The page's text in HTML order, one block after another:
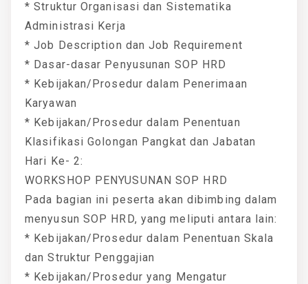
* Struktur Organisasi dan Sistematika
Administrasi Kerja
* Job Description dan Job Requirement
* Dasar-dasar Penyusunan SOP HRD
* Kebijakan/Prosedur dalam Penerimaan
Karyawan
* Kebijakan/Prosedur dalam Penentuan
Klasifikasi Golongan Pangkat dan Jabatan
Hari Ke- 2:
WORKSHOP PENYUSUNAN SOP HRD
Pada bagian ini peserta akan dibimbing dalam
menyusun SOP HRD, yang meliputi antara lain:
* Kebijakan/Prosedur dalam Penentuan Skala
dan Struktur Penggajian
* Kebijakan/Prosedur yang Mengatur